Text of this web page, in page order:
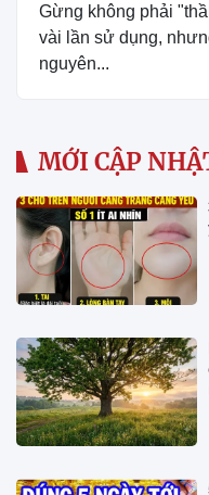
Gừng không phải
vài lần sử dụng,
nguyên...
MỚI CẬP